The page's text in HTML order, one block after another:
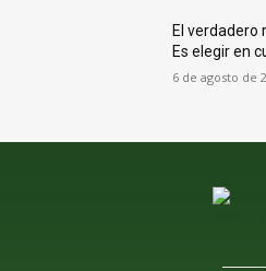
El verdadero
Es elegir en
6 de agosto de